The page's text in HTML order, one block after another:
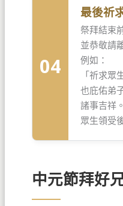
04
最後祈
祭拜結束
並恭敬請
例如：
「祈求眾
也庇佑弟
諸事吉祥
眾生領受
中元節拜好